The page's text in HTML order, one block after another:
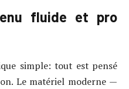
fluide et pro
simple: tout est pensé
Le matériel moderne —